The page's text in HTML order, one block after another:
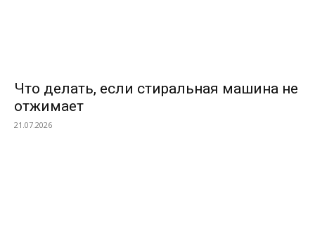
Что делать, если стиральная машина не
отжимает
21.07.2026